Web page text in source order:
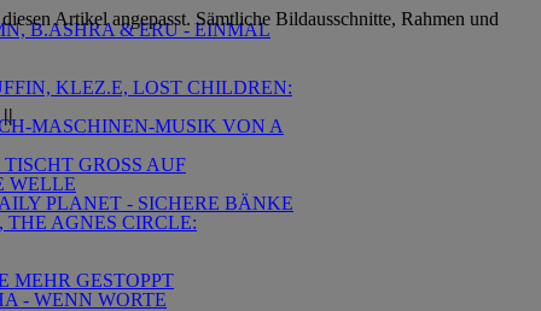
B.ASHRA & ERU - EINMAL
KLEZ.E, LOST CHILDREN:
MASCHINEN-MUSIK VON A
GROSS AUF
WELLE
PLANET - SICHERE BÄNKE
AGNES CIRCLE:
MEHR GESTOPPT
- WENN WORTE
Artikel angepasst. Sämtliche Bildausschnitte, Rahmen und